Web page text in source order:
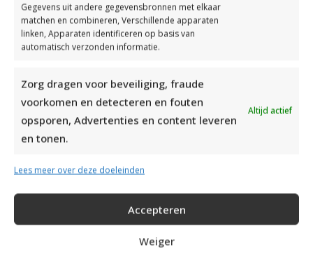
Gegevens uit andere gegevensbronnen met elkaar
matchen en combineren, Verschillende apparaten
linken, Apparaten identificeren op basis van
automatisch verzonden informatie.
Zorg dragen voor beveiliging, fraude
voorkomen en detecteren en fouten
opsporen, Advertenties en content leveren
en tonen.
Altijd actief
Lees meer over deze doeleinden
Accepteren
Weiger